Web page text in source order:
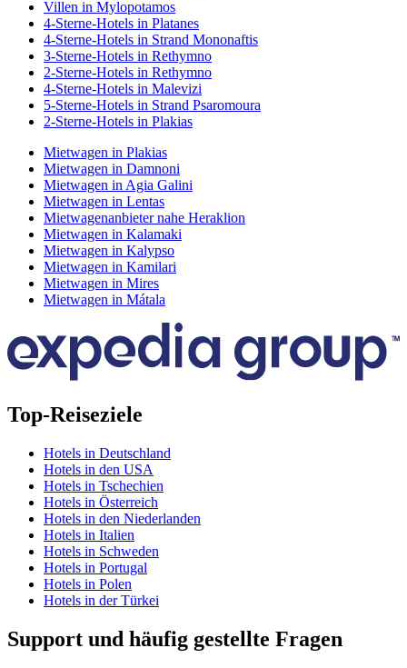
Villen in Mylopotamos
4-Sterne-Hotels in Platanes
4-Sterne-Hotels in Strand Mononaftis
3-Sterne-Hotels in Rethymno
2-Sterne-Hotels in Rethymno
4-Sterne-Hotels in Malevizi
5-Sterne-Hotels in Strand Psaromoura
2-Sterne-Hotels in Plakias
Mietwagen in Plakias
Mietwagen in Damnoni
Mietwagen in Agia Galini
Mietwagen in Lentas
Mietwagenanbieter nahe Heraklion
Mietwagen in Kalamaki
Mietwagen in Kalypso
Mietwagen in Kamilari
Mietwagen in Mires
Mietwagen in Mátala
Top-Reiseziele
Hotels in Deutschland
Hotels in den USA
Hotels in Tschechien
Hotels in Österreich
Hotels in den Niederlanden
Hotels in Italien
Hotels in Schweden
Hotels in Portugal
Hotels in Polen
Hotels in der Türkei
Support und häufig gestellte Fragen